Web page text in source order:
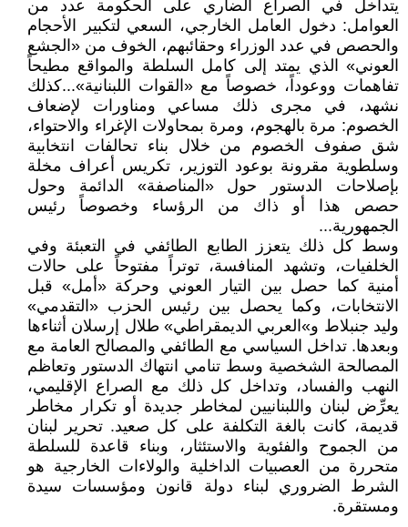
يتداخل في الصراع الضاري على الحكومة عدد من
العوامل: دخول العامل الخارجي، السعي لتكبير الأحجام
والحصص في عدد الوزراء وحقائبهم، الخوف من «الجشع
العوني» الذي يمتد إلى كامل السلطة والمواقع مطيحاً
تفاهمات ووعوداً، خصوصاً مع «القوات اللبنانية»...كذلك
نشهد، في مجرى ذلك مساعي ومناورات لإضعاف
الخصوم: مرة بالهجوم، ومرة بمحاولات الإغراء والاحتواء،
شق صفوف الخصوم من خلال بناء تحالفات انتخابية
وسلطوية مقرونة بوعود التوزير، تكريس أعراف مخلة
بإصلاحات الدستور حول «المناصفة» الدائمة وحول
حصص هذا أو ذاك من الرؤساء وخصوصاً رئيس
الجمهورية...
وسط كل ذلك يتعزز الطابع الطائفي في التعبئة وفي
الخلفيات، وتشهد المنافسة، توتراً مفتوحاً على حالات
أمنية كما حصل بين التيار العوني وحركة «أمل» قبل
الانتخابات، وكما يحصل بين رئيس الحزب «التقدمي»
وليد جنبلاط و»العربي الديمقراطي» طلال إرسلان أثناءها
وبعدها. تداخل السياسي مع الطائفي والمصالح العامة مع
المصالحة الشخصية وسط تنامي انتهاك الدستور وتعاظم
النهب والفساد، وتداخل كل ذلك مع الصراع الإقليمي،
يعرِّض لبنان واللبنانيين لمخاطر جديدة أو تكرار مخاطر
قديمة، كانت بالغة التكلفة على كل صعيد. تحرير لبنان
من الجموح والفئوية والاستئثار، وبناء قاعدة للسلطة
متحررة من العصبيات الداخلية والولاءات الخارجية هو
الشرط الضروري لبناء دولة قانون ومؤسسات سيدة
ومستقرة.